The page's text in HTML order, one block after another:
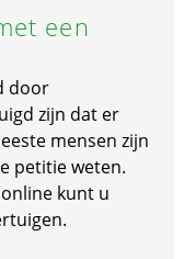
een
door
zijn dat er
mensen zijn
petitie weten.
kunt u